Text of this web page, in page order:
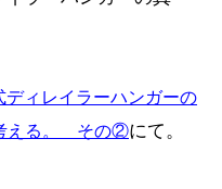
ィレイラーハンガーの
える。 その②にて。